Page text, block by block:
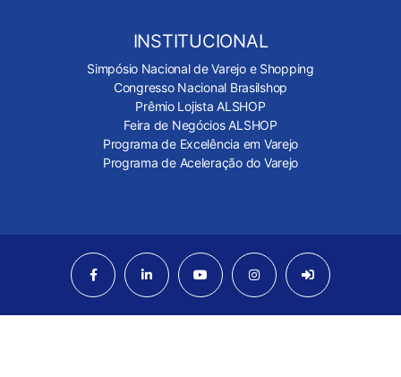
INSTITUCIONAL
Simpósio Nacional de Varejo e Shopping
Congresso Nacional Brasilshop
Prêmio Lojista ALSHOP
Feira de Negócios ALSHOP
Programa de Excelência em Varejo
Programa de Aceleração do Varejo